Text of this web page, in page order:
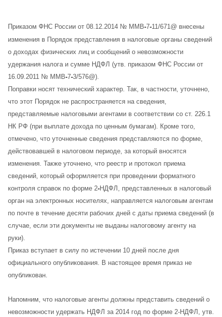
Приказом ФНС России от 08.12.2014 № ММВ-7-11/671@ внесены
изменения в Порядок представления в налоговые органы сведений
о доходах физических лиц и сообщений о невозможности
удержания налога и сумме НДФЛ (утв. приказом ФНС России от
16.09.2011 № ММВ-7-3/576@).
Поправки носят технический характер. Так, в частности, уточнено,
что этот Порядок не распространяется на сведения,
представляемые налоговыми агентами в соответствии со ст. 226.1
НК РФ (при выплате дохода по ценным бумагам). Кроме того,
отмечено, что уточненные сведения представляются по форме,
действовавшей в налоговом периоде, за который вносятся
изменения. Также уточнено, что реестр и протокол приема
сведений, который оформляется при проведении форматного
контроля справок по форме 2-НДФЛ, представленных в налоговый
орган на электронных носителях, направляется налоговым агентам
по почте в течение десяти рабочих дней с даты приема сведений (в
случае, если эти документы не выданы налоговому агенту на
руки).
Приказ вступает в силу по истечении 10 дней после дня
официального опубликования. В настоящее время приказ не
опубликован.
Напомним, что налоговые агенты должны представить сведений о
невозможности удержать НДФЛ за 2014 год по форме 2-НДФЛ, утв.